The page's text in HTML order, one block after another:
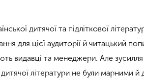
дитячої та підліткової
для цієї аудиторії й читацький
видавці та менеджери. Але зусилля
літератури не були марними й